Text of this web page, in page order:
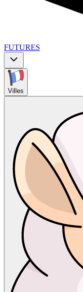
FUTURES
Villes